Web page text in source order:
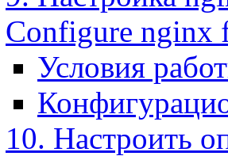
Configure nginx
Условия
10. Настроить